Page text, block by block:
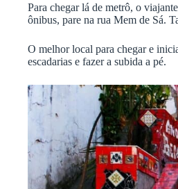
Para chegar lá de metrô, o
ônibus, pare na rua Mem de Sá.
O melhor local para chegar e
escadarias e fazer a subida a pé.